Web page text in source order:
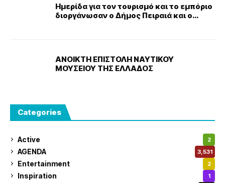
Ημερίδα για τον τουρισμό και το εμπόριο
διοργάνωσαν ο Δήμος Πειραιά και ο
ΑΝΟΙΚΤΗ ΕΠΙΣΤΟΛΗ ΝΑΥΤΙΚΟΥ
ΜΟΥΣΕΙΟΥ ΤΗΣ ΕΛΛΑΔΟΣ
Categories
Active 2
AGENDA 3,531
Entertainment 2
Inspiration 1